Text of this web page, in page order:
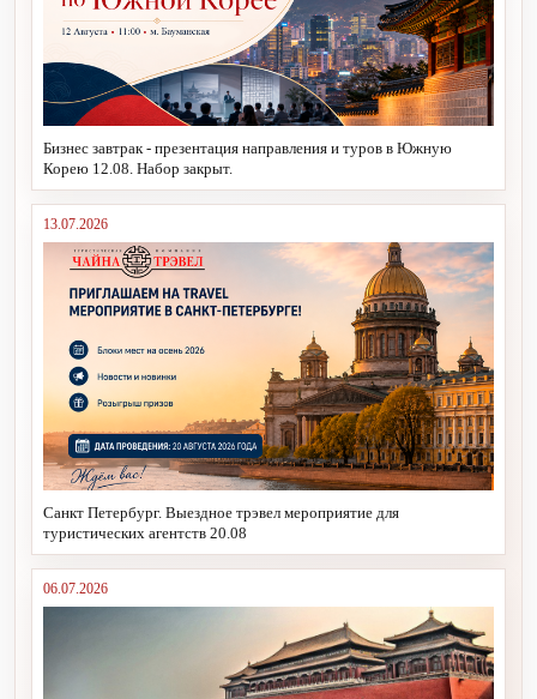
Бизнес завтрак - презентация направления и туров в Южную
Корею 12.08. Набор закрыт.
13.07.2026
Санкт Петербург. Выездное трэвел мероприятие для
туристических агентств 20.08
06.07.2026